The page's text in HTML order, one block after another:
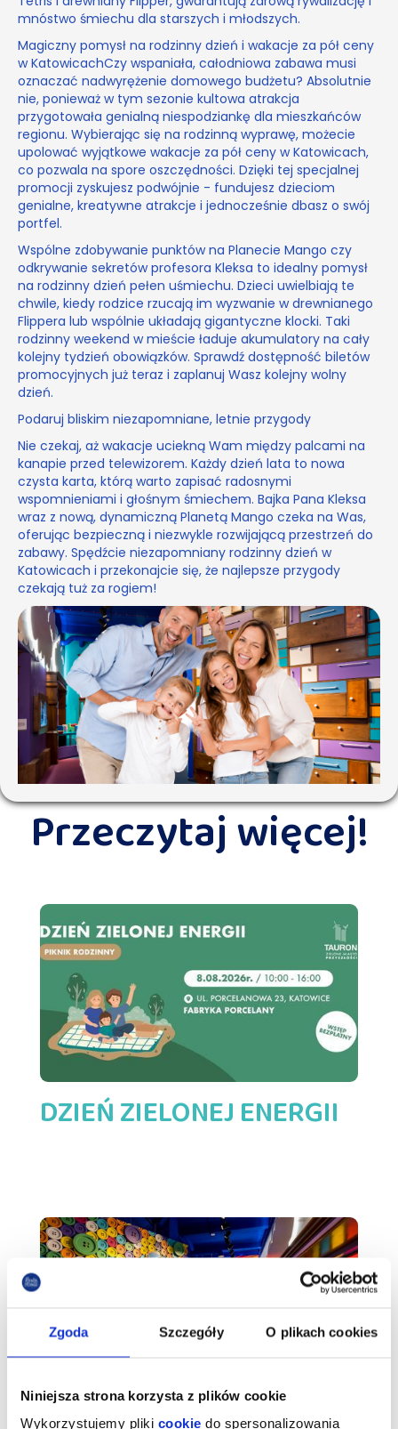
Zgoda Szczegóły O plikach cookies
Niniejsza strona korzysta z plików cookie
Wykorzystujemy pliki cookie do spersonalizowania
mnóstwo śmiechu dla starszych i młodszych.
Magiczny pomysł na rodzinny dzień i wakacje za pół ceny
w KatowicachCzy wspaniała, całodniowa zabawa musi
oznaczać nadwyrężenie domowego budżetu? Absolutnie
nie, ponieważ w tym sezonie kultowa atrakcja
przygotowała genialną niespodziankę dla mieszkańców
regionu. Wybierając się na rodzinną wyprawę, możecie
upolować wyjątkowe wakacje za pół ceny w Katowicach,
co pozwala na spore oszczędności. Dzięki tej specjalnej
promocji zyskujesz podwójnie - fundujesz dzieciom
genialne, kreatywne atrakcje i jednocześnie dbasz o swój
portfel.
Wspólne zdobywanie punktów na Planecie Mango czy
odkrywanie sekretów profesora Kleksa to idealny pomysł
na rodzinny dzień pełen uśmiechu. Dzieci uwielbiają te
chwile, kiedy rodzice rzucają im wyzwanie w drewnianego
Flippera lub wspólnie układają gigantyczne klocki. Taki
rodzinny weekend w mieście ładuje akumulatory na cały
kolejny tydzień obowiązków. Sprawdź dostępność biletów
promocyjnych już teraz i zaplanuj Wasz kolejny wolny
dzień.
Podaruj bliskim niezapomniane, letnie przygody
Nie czekaj, aż wakacje uciekną Wam między palcami na
kanapie przed telewizorem. Każdy dzień lata to nowa
czysta karta, którą warto zapisać radosnymi
wspomnieniami i głośnym śmiechem. Bajka Pana Kleksa
wraz z nową, dynamiczną Planetą Mango czeka na Was,
oferując bezpieczną i niezwykle rozwijającą przestrzeń do
zabawy. Spędźcie niezapomniany rodzinny dzień w
Katowicach i przekonajcie się, że najlepsze przygody
czekają tuż za rogiem!
Przeczytaj więcej!
DZIEŃ ZIELONEJ ENERGII